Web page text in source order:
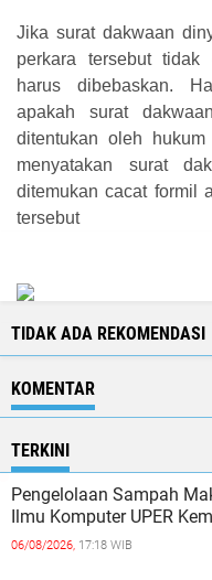
Jika surat dakwaan
perkara tersebut tidak
harus dibebaskan.
apakah surat
ditentukan oleh
menyatakan surat
ditemukan cacat formil
tersebut
TIDAK ADA REKOMENDASI
KOMENTAR
TERKINI
Pengelolaan Sampah
Ilmu Komputer UPER
06/08/2026, 17:18 WIB